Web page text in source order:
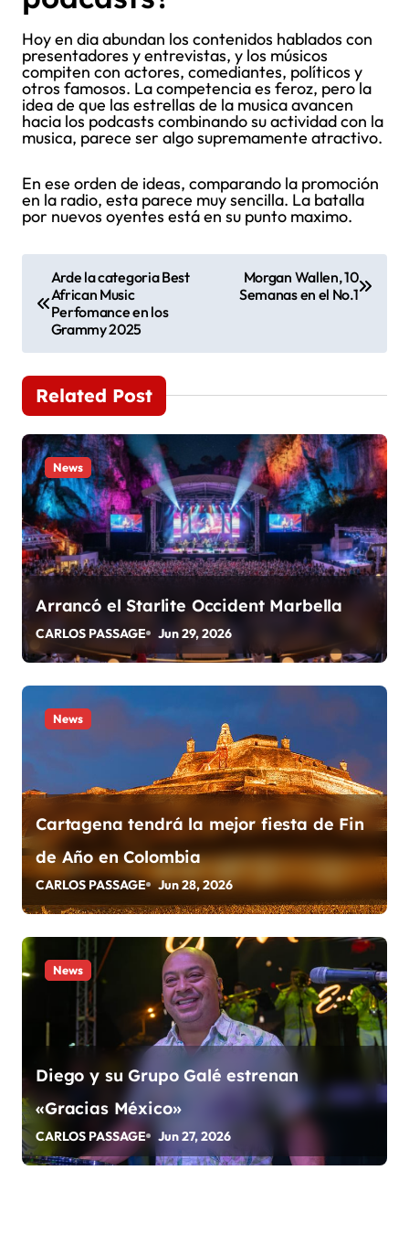
Hoy en dia abundan los contenidos hablados con
presentadores y entrevistas, y los músicos
compiten con actores, comediantes, políticos y
otros famosos. La competencia es feroz, pero la
idea de que las estrellas de la musica avancen
hacia los podcasts combinando su actividad con la
musica, parece ser algo supremamente atractivo.
En ese orden de ideas, comparando la promoción
en la radio, esta parece muy sencilla. La batalla
por nuevos oyentes está en su punto maximo.
a
v
e
g
a
c
i
ó
n
d
e
e
n
t
r
a
d
a
s
Arde la categoria Best
African Music
Perfomance en los
Grammy 2025
Morgan Wallen, 10
Semanas en el No.1
Related Post
News
Arrancó el Starlite Occident Marbella
CARLOS PASSAGE Jun 29, 2026
News
Cartagena tendrá la mejor fiesta de Fin
de Año en Colombia
CARLOS PASSAGE Jun 28, 2026
News
Diego y su Grupo Galé estrenan
«Gracias México»
CARLOS PASSAGE Jun 27, 2026